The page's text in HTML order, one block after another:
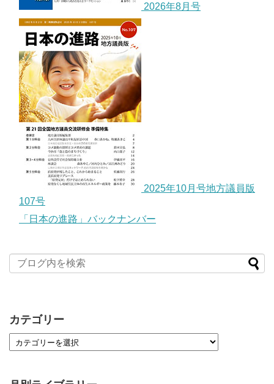
2026年8月号
2025年10月号地方議員版
107号
「日本の進路」バックナンバー
カテゴリー